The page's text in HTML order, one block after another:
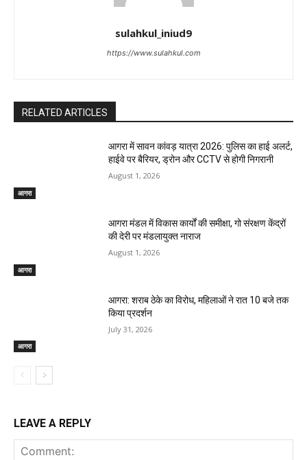
sulahkul_iniud9
https://www.sulahkul.com
RELATED ARTICLES
आगरा
आगरा में सावन कांवड़ यात्रा 2026: पुलिस का हाई अलर्ट,
हाईवे पर बैरियर, ड्रोन और CCTV से होगी निगरानी
August 1, 2026
आगरा
आगरा मंडल में विकास कार्यों की समीक्षा, गो संरक्षण केंद्रों
की देरी पर मंडलायुक्त नाराज
August 1, 2026
आगरा
आगरा: शराब ठेके का विरोध, महिलाओं ने रात 10 बजे तक
किया प्रदर्शन
July 31, 2026
LEAVE A REPLY